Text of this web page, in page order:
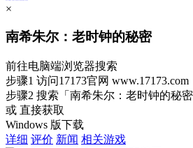
×
南希朱尔：老时钟的秘密
前往电脑端浏览器搜索
步骤1 访问17173官网 www.17173.com
步骤2 搜索 「南希朱尔：老时钟的秘密
或 直接获取
Windows 版下载
详细 评价 新闻 相关游戏